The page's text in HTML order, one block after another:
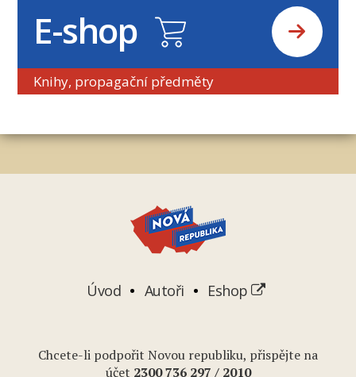
E-shop
Knihy, propagační předměty
Úvod Autoři Eshop
Chcete-li podpořit Novou republiku, přispějte na
účet 2300 736 297 / 2010